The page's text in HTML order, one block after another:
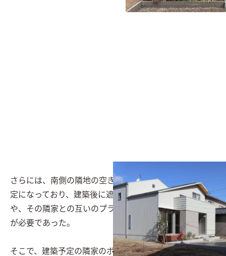
さらには、南側の隣地の空き地には近々、住宅が建築予
定になっており、建築後に遮られるであろう日射の事
や、その隣家との互いのプライバシーにも配慮すること
が必要であった。
そこで、建築予定の隣家のボリュームを最大限で検討し